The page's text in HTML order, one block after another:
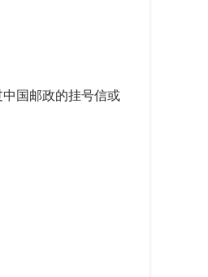
国邮政的挂号信或